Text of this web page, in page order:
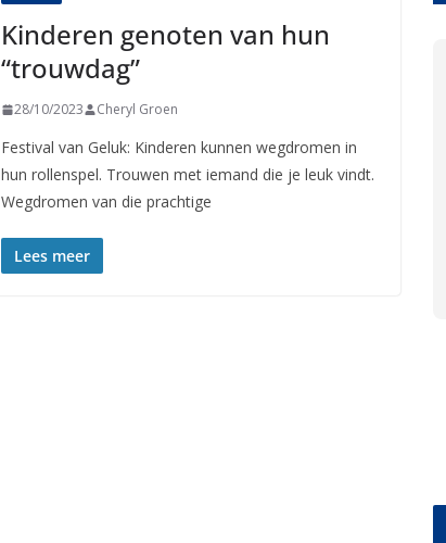
Kinderen genoten van hun
“trouwdag”
28/10/2023 Cheryl Groen
Festival van Geluk: Kinderen kunnen wegdromen in
hun rollenspel. Trouwen met iemand die je leuk vindt.
Wegdromen van die prachtige
Lees meer